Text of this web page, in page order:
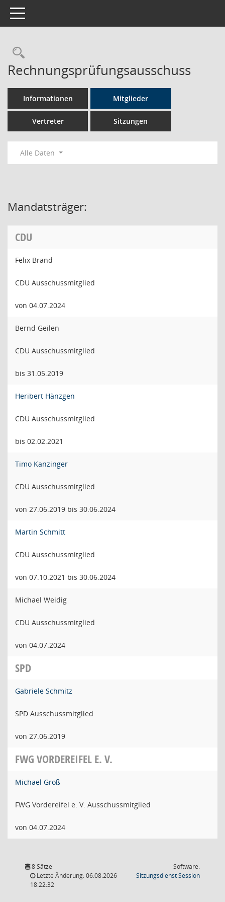
Toggle navigation
Rechercheauswahl
Rechnungsprüfungsausschuss
Informationen Mitglieder
Vertreter Sitzungen
Alle Daten
Mandatsträger:
CDU
Felix Brand
CDU Ausschussmitglied
von 04.07.2024
Bernd Geilen
CDU Ausschussmitglied
bis 31.05.2019
Heribert Hänzgen
CDU Ausschussmitglied
bis 02.02.2021
Timo Kanzinger
CDU Ausschussmitglied
von 27.06.2019 bis 30.06.2024
Martin Schmitt
CDU Ausschussmitglied
von 07.10.2021 bis 30.06.2024
Michael Weidig
CDU Ausschussmitglied
von 04.07.2024
SPD
Gabriele Schmitz
SPD Ausschussmitglied
von 27.06.2019
FWG VORDEREIFEL E. V.
Michael Groß
FWG Vordereifel e. V. Ausschussmitglied
von 04.07.2024
8 Sätze
Letzte Änderung: 06.08.2026
18:22:32
Software:
SitzungsdienstSession(Wird in